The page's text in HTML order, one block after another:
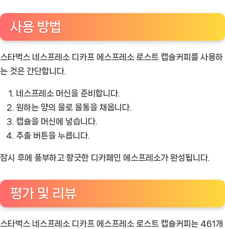
사용 방법
스타벅스 네스프레소 디카프 에스프레소 로스트 캡슐커피를 사용하
는 것은 간단합니다.
네스프레소 머신을 준비합니다.
원하는 양의 물로 물통을 채웁니다.
캡슐을 머신에 넣습니다.
추출 버튼을 누릅니다.
잠시 후에 풍부하고 향긋한 디카페인 에스프레소가 완성됩니다.
평가 및 리뷰
스타벅스 네스프레소 디카프 에스프레소 로스트 캡슐커피는 461개